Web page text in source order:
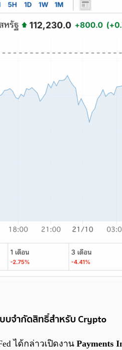
บบจำกัดสิทธิ์สำหรับ Crypto
ได้กล่าวเปิดงาน Payments